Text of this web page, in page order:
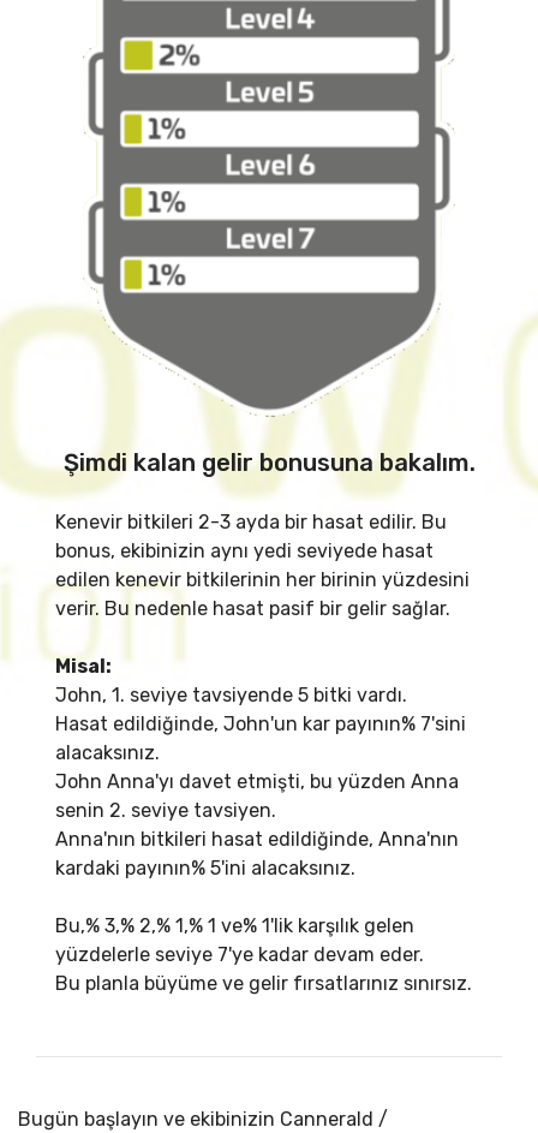
Şimdi kalan gelir bonusuna bakalım.
Kenevir bitkileri 2-3 ayda bir hasat edilir. Bu
bonus, ekibinizin aynı yedi seviyede hasat
edilen kenevir bitkilerinin her birinin yüzdesini
verir. Bu nedenle hasat pasif bir gelir sağlar.
Misal:
John, 1. seviye tavsiyende 5 bitki vardı.
Hasat edildiğinde, John'un kar payının% 7'sini
alacaksınız.
John Anna'yı davet etmişti, bu yüzden Anna
senin 2. seviye tavsiyen.
Anna'nın bitkileri hasat edildiğinde, Anna'nın
kardaki payının% 5'ini alacaksınız.
Bu,% 3,% 2,% 1,% 1 ve% 1'lik karşılık gelen
yüzdelerle seviye 7'ye kadar devam eder.
Bu planla büyüme ve gelir fırsatlarınız sınırsız.
Bugün başlayın ve ekibinizin Cannerald /